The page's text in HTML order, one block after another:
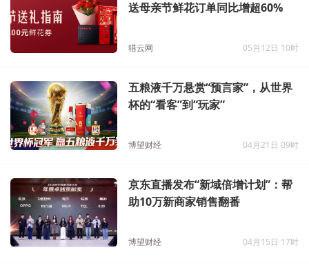
送母亲节鲜花订单同比增超60%
猎云网 05月12日 10时
五粮液千万悬赏“预言家”，从世界
杯的“看客”到“玩家”
博望财经 04月21日 09时
京东直播发布“新域倍增计划”：帮
助10万新商家销售翻番
博望财经 04月15日 17时